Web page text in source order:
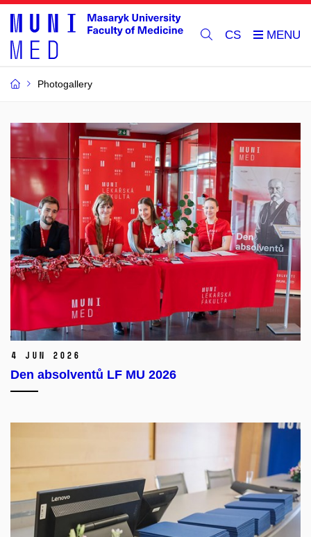
CS
Photogallery
4 Jun 2026
Den absolventů LF MU 2026